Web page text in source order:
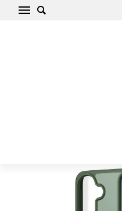
Samsung Galaxy